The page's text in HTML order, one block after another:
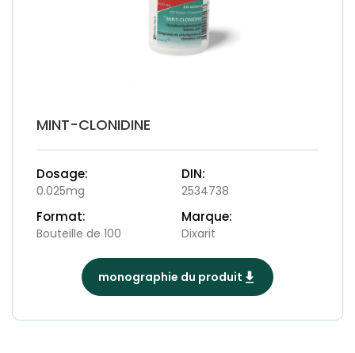
MINT-CLONIDINE
Dosage:
0.025mg
DIN:
2534738
Format:
Bouteille de 100
Marque:
Dixarit
monographie du produit